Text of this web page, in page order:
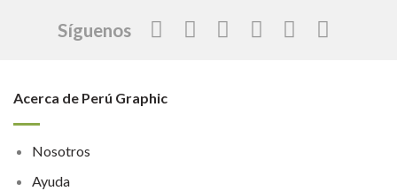
Síguenos
Acerca de Perú Graphic
Nosotros
Ayuda